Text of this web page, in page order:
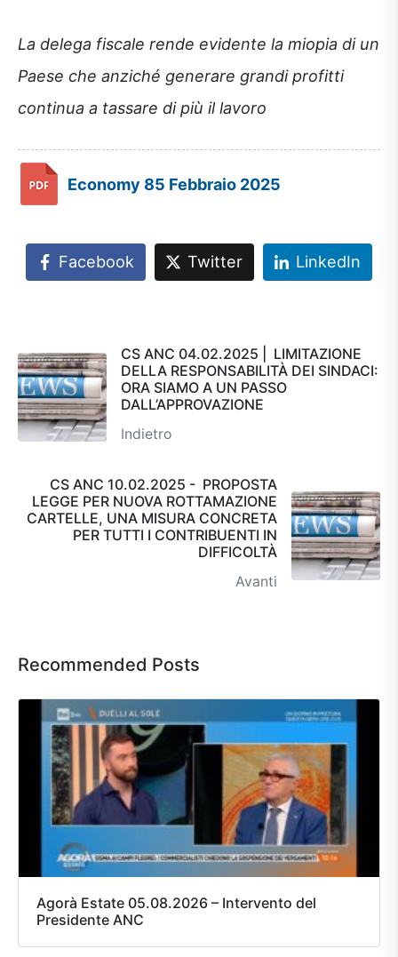
La delega fiscale rende evidente la miopia di un
Paese che anziché generare grandi profitti
continua a tassare di più il lavoro
Economy 85 Febbraio 2025
Facebook Twitter LinkedIn
CS ANC 04.02.2025 | LIMITAZIONE
DELLA RESPONSABILITÀ DEI SINDACI:
ORA SIAMO A UN PASSO
DALL’APPROVAZIONE
Indietro
CS ANC 10.02.2025 - PROPOSTA
LEGGE PER NUOVA ROTTAMAZIONE
CARTELLE, UNA MISURA CONCRETA
PER TUTTI I CONTRIBUENTI IN
DIFFICOLTÀ
Avanti
Recommended Posts
Agorà Estate 05.08.2026 – Intervento del
Presidente ANC